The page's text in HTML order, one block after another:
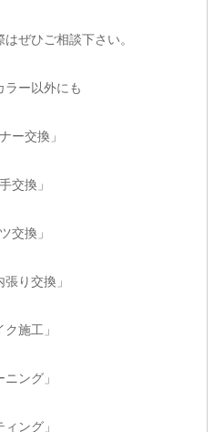
ぜひご相談下さい。
ラー以外にも
ー交換」
交換」
交換」
張り交換」
ク施工」
ニング」
ィング」